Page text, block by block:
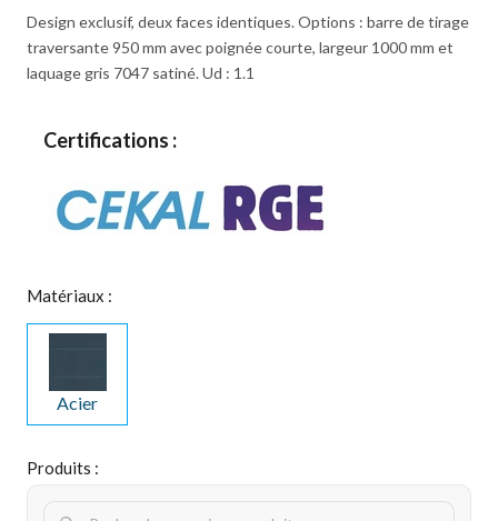
Design exclusif, deux faces identiques. Options : barre de tirage
traversante 950 mm avec poignée courte, largeur 1000 mm et
laquage gris 7047 satiné. Ud : 1.1
Certifications :
Matériaux :
Acier
Produits :